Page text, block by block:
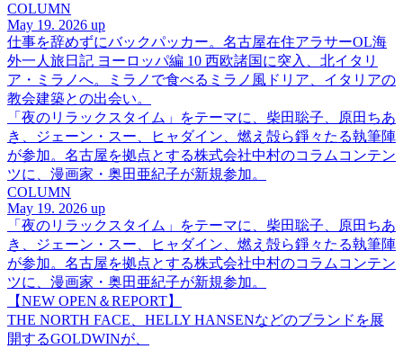
COLUMN
May 19. 2026 up
仕事を辞めずにバックパッカー。名古屋在住アラサーOL海
外一人旅日記 ヨーロッパ編 10 西欧諸国に突入、北イタリ
ア・ミラノへ。ミラノで食べるミラノ風ドリア、イタリアの
教会建築との出会い。
「夜のリラックスタイム」をテーマに、柴田聡子、原田ちあ
き、ジェーン・スー、ヒャダイン、燃え殻ら錚々たる執筆陣
が参加。名古屋を拠点とする株式会社中村のコラムコンテン
ツに、漫画家・奥田亜紀子が新規参加。
COLUMN
May 19. 2026 up
「夜のリラックスタイム」をテーマに、柴田聡子、原田ちあ
き、ジェーン・スー、ヒャダイン、燃え殻ら錚々たる執筆陣
が参加。名古屋を拠点とする株式会社中村のコラムコンテン
ツに、漫画家・奥田亜紀子が新規参加。
【NEW OPEN＆REPORT】
THE NORTH FACE、HELLY HANSENなどのブランドを展
開するGOLDWINが、